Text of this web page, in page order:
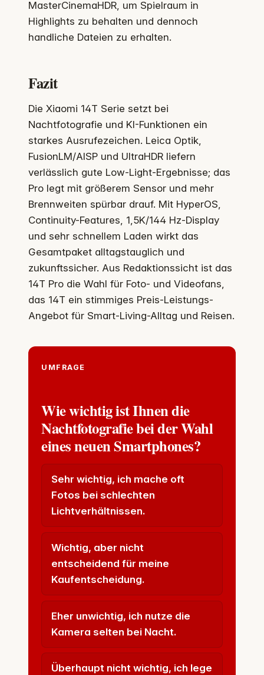
MasterCinemaHDR, um Spielraum in
Highlights zu behalten und dennoch
handliche Dateien zu erhalten.
Fazit
Die Xiaomi 14T Serie setzt bei
Nachtfotografie und KI-Funktionen ein
starkes Ausrufezeichen. Leica Optik,
FusionLM/AISP und UltraHDR liefern
verlässlich gute Low-Light-Ergebnisse; das
Pro legt mit größerem Sensor und mehr
Brennweiten spürbar drauf. Mit HyperOS,
Continuity-Features, 1,5K/144 Hz-Display
und sehr schnellem Laden wirkt das
Gesamtpaket alltagstauglich und
zukunftssicher. Aus Redaktionssicht ist das
14T Pro die Wahl für Foto- und Videofans,
das 14T ein stimmiges Preis-Leistungs-
Angebot für Smart-Living-Alltag und Reisen.
UMFRAGE
Wie wichtig ist Ihnen die
Nachtfotografie bei der Wahl
eines neuen Smartphones?
Sehr wichtig, ich mache oft
Fotos bei schlechten
Lichtverhältnissen.
Wichtig, aber nicht
entscheidend für meine
Kaufentscheidung.
Eher unwichtig, ich nutze die
Kamera selten bei Nacht.
Überhaupt nicht wichtig, ich lege